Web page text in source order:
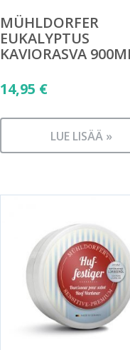
MÜHLDORFER
EUKALYPTUS
KAVIORASVA
14,95 €
LUE LISÄÄ »